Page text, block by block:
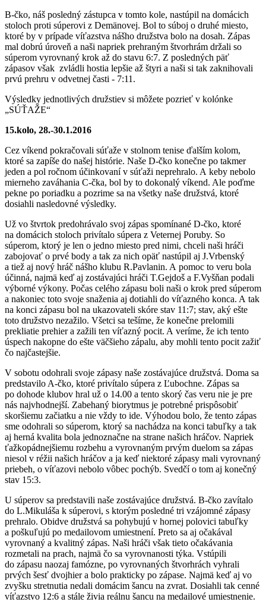
B-čko, náš posledný zástupca v tomto kole, nastúpil na domácich
stoloch proti súperovi z Demänovej. Bol to súboj o druhé miesto,
ktoré by v prípade víťazstva nášho družstva bolo na dosah. Zápas
mal dobrú úroveň a naši napriek prehraným štvorhrám držali so
súperom vyrovnaný krok až do stavu 6:7. Z posledných päť
zápasov však zvládli hostia lepšie až štyri a naši si tak zaknihovali
prvú prehru v odvetnej časti - 7:11.
Výsledky jednotlivých družstiev si môžete pozrieť v kolónke
„SÚŤAŽE“
15.kolo, 28.-30.1.2016
Cez víkend pokračovali súťaže v stolnom tenise ďalším kolom,
ktoré sa zapíše do našej histórie. Naše D-čko konečne po takmer
jeden a pol ročnom účinkovaní v súťaži neprehralo. A keby nebolo
mierneho zaváhania C-čka, bol by to dokonalý víkend. Ale poďme
pekne po poriadku a pozrime sa na všetky naše družstvá, ktoré
dosiahli nasledovné výsledky.
Už vo štvrtok predohrávalo svoj zápas spomínané D-čko, ktoré
na domácich stoloch privítalo súpera z Veternej Poruby. So
súperom, ktorý je len o jedno miesto pred nimi, chceli naši hráči
zabojovať o prvé body a tak za nich opäť nastúpil aj J.Vrbenský
a tiež aj nový hráč nášho klubu R.Pavlanin. A pomoc to veru bola
účinná, najmä keď aj zostávajúci hráči T.Gejdoš a F.Vyšňan podali
výborné výkony. Počas celého zápasu boli naši o krok pred súperom
a nakoniec toto svoje snaženia aj dotiahli do víťazného konca. A tak
na konci zápasu bol na ukazovateli skóre stav 11:7; stav, aký ešte
toto družstvo nezažilo. Všetci sa tešíme, že konečne prelomili
prekliatie prehier a zažili ten víťazný pocit. A veríme, že ich tento
úspech nakopne do ešte väčšieho zápalu, aby mohli tento pocit zažiť
čo najčastejšie.
V sobotu odohrali svoje zápasy naše zostávajúce družstvá. Doma sa
predstavilo A-čko, ktoré privítalo súpera z Ľubochne. Zápas sa
po dohode klubov hral už o 14.00 a tento skorý čas veru nie je pre
nás najvhodnejší. Zabehaný biorytmus je potrebné prispôsobiť
skoršiemu začiatku a nie vždy to ide. Výhodou bolo, že tento zápas
sme odohrali so súperom, ktorý sa nachádza na konci tabuľky a tak
aj herná kvalita bola jednoznačne na strane našich hráčov. Napriek
ťažkopádnejšiemu rozbehu a vyrovnaným prvým duelom sa zápas
niesol v réžii našich hráčov a ja keď niektoré zápasy mali vyrovnaný
priebeh, o víťazovi nebolo vôbec pochýb. Svedčí o tom aj konečný
stav 15:3.
U súperov sa predstavili naše zostávajúce družstvá. B-čko zavítalo
do L.Mikuláša k súperovi, s ktorým posledné tri vzájomné zápasy
prehralo. Obidve družstvá sa pohybujú v hornej polovici tabuľky
a poškuľujú po medailovom umiestnení. Preto sa aj očakával
vyrovnaný a kvalitný zápas. Naši hráči však tieto očakávania
rozmetali na prach, najmä čo sa vyrovnanosti týka. Vstúpili
do zápasu naozaj famózne, po vyrovnaných štvorhrách vyhrali
prvých šesť dvojhier a bolo prakticky po zápase. Najmä keď aj vo
zvyšku stretnutia nedali domácim šancu na zvrat. Dosiahli tak cenné
víťazstvo 12:6 a stále živia reálnu šancu na medailové umiestnenie.